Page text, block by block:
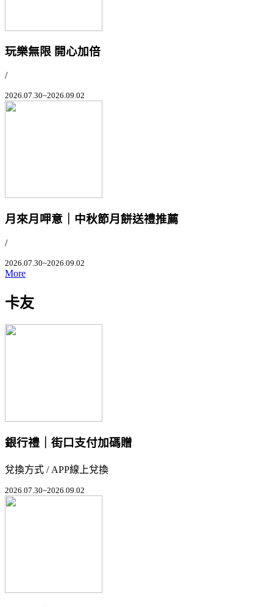
玩樂無限 開心加倍
/
2026.07.30~2026.09.02
月來月呷意｜中秋節月餅送禮推薦
/
2026.07.30~2026.09.02
More
卡友
銀行禮｜街口支付加碼贈
兌換方式 / APP線上兌換
2026.07.30~2026.09.02